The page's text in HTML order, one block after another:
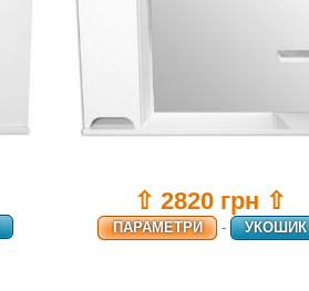
⇧ 2820 грн ⇧
ПАРАМЕТРИ - УКОШИК